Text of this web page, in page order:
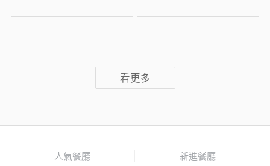
看更多
人氣餐廳 新進餐廳